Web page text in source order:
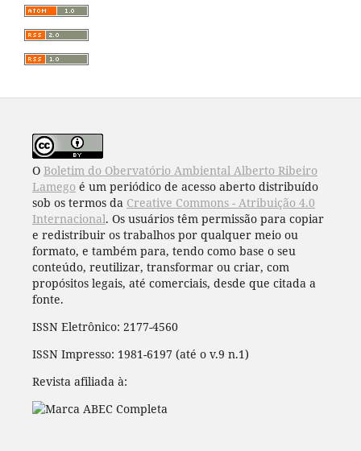
O Boletim do Obervatório Ambiental Alberto Ribeiro
Lamego é um periódico de acesso aberto distribuído
sob os termos da Creative Commons - Atribuição 4.0
Internacional. Os usuários têm permissão para copiar
e redistribuir os trabalhos por qualquer meio ou
formato, e também para, tendo como base o seu
conteúdo, reutilizar, transformar ou criar, com
propósitos legais, até comerciais, desde que citada a
fonte.
ISSN Eletrônico: 2177-4560
ISSN Impresso: 1981-6197 (até o v.9 n.1)
Revista afiliada à: